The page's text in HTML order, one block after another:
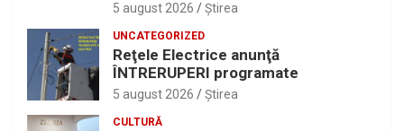
5 august 2026 Ştirea
UNCATEGORIZED
Reţele Electrice anunţă
ÎNTRERUPERI programate
5 august 2026 Ştirea
CULTURĂ